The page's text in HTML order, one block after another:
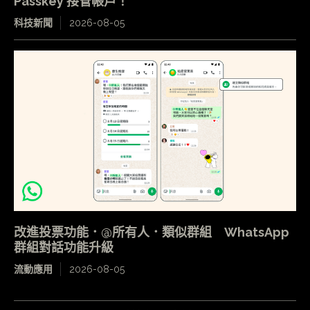
科技新聞 2026-08-05
改進投票功能．@所有人．類似群組 WhatsApp
群組對話功能升級
流動應用 2026-08-05